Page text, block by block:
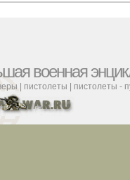
военная
| пистолеты | пистолеты -